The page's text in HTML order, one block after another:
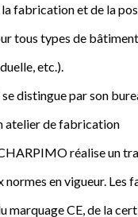
la fabrication et de la
tous types de
etc.).
distingue par son
atelier de fabrication
réalise un
normes en vigueur. Les
marquage CE, de la